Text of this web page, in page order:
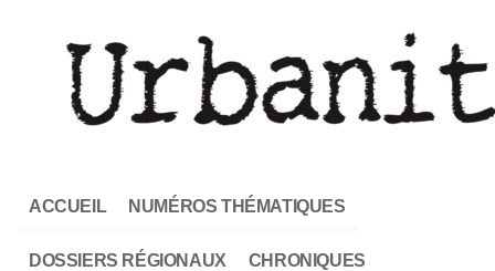
ACCUEIL NUMÉROS THÉMATIQUES
DOSSIERS RÉGIONAUX CHRONIQUES